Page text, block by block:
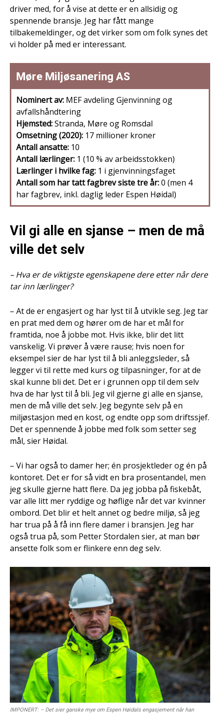
driver med, for å vise at dette er en allsidig og
spennende bransje. Jeg har fått mange
tilbakemeldinger, og det virker som om folk synes det
vi holder på med er interessant.
Møre Miljøsanering AS
Nominert av: MEF avdeling Gjenvinning og
avfallshåndtering
Hjemsted:Stranda, Møre og Romsdal
Omsetning (2020): 17 millioner kroner
Antall ansatte: 10
Antall lærlinger: 1 (10 % av arbeidsstokken)
Lærlinger i hvilke fag: 1 i gjenvinningsfaget
Antall som har tatt fagbrev siste tre år:0 (men 4
har fagbrev, inkl. daglig leder Espen Høidal)
Vil gi alle en sjanse – men de må
ville det selv
– Hva er de viktigste egenskapene dere etter når dere
tar inn lærlinger?
– At de er engasjert og har lyst til å utvikle seg. Jeg tar
en prat med dem og hører om de har et mål for
framtida, noe å jobbe mot. Hvis ikke, blir det litt
vanskelig. Vi prøver å være rause; hvis noen for
eksempel sier de har lyst til å bli anleggsleder, så
legger vi til rette med kurs og tilpasninger, for at de
skal kunne bli det. Det er i grunnen opp til dem selv
hva de har lyst til å bli. Jeg vil gjerne gi alle en sjanse,
men de må ville det selv. Jeg begynte selv på en
miljøstasjon med en kost, og endte opp som driftssjef.
Det er spennende å jobbe med folk som setter seg
mål, sier Høidal.
– Vi har også to damer her; én prosjektleder og én på
kontoret. Det er for så vidt en bra prosentandel, men
jeg skulle gjerne hatt flere. Da jeg jobba på fiskebåt,
var alle litt mer ryddige og høflige når det var kvinner
ombord. Det blir et helt annet og bedre miljø, så jeg
har trua på å få inn flere damer i bransjen. Jeg har
også trua på, som Petter Stordalen sier, at man bør
ansette folk som er flinkere enn deg selv.
IMPONERT: – Det sier ganske mye om Espen Høidals engasjement når han